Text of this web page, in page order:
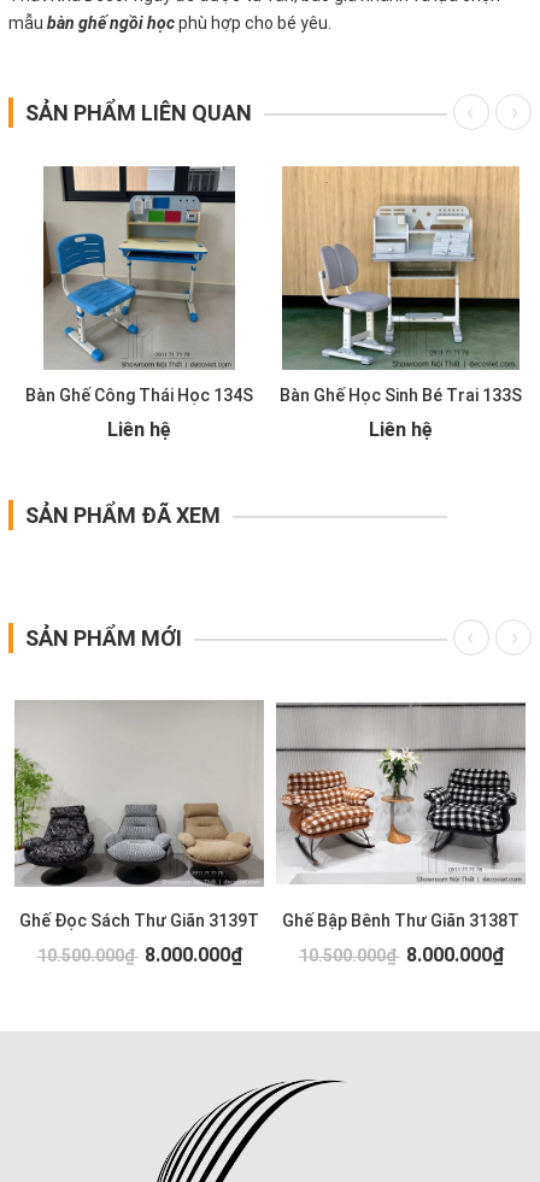
mẫu bàn ghế ngồi họcphù hợp cho bé yêu.
SẢN PHẨM LIÊN QUAN
Bàn Ghế Công Thái Học 134S
Liên hệ
Bàn Ghế Học Sinh Bé Trai 133S
Liên hệ
SẢN PHẨM ĐÃ XEM
SẢN PHẨM MỚI
Ghế Đọc Sách Thư Giãn 3139T
10.500.000₫ 8.000.000₫
Ghế Bập Bênh Thư Giãn 3138T
10.500.000₫ 8.000.000₫